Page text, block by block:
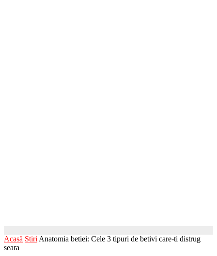
Acasă Stiri Anatomia betiei: Cele 3 tipuri de betivi care-ti distrug
seara